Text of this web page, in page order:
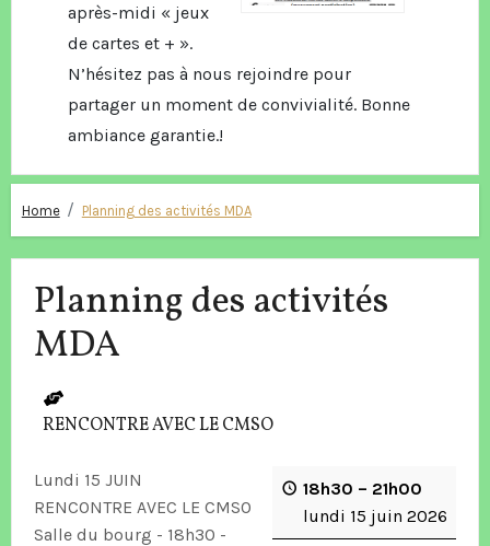
après-midi « jeux
de cartes et + ».
N’hésitez pas à nous rejoindre pour
partager un moment de convivialité. Bonne
ambiance garantie.!
Home Planning des activités MDA
Planning des activités
MDA
RENCONTRE AVEC LE CMSO
18h30 – 21h00
lundi 15 juin 2026
Lundi 15 JUIN
RENCONTRE AVEC LE CMSO
Salle du bourg - 18h30 -